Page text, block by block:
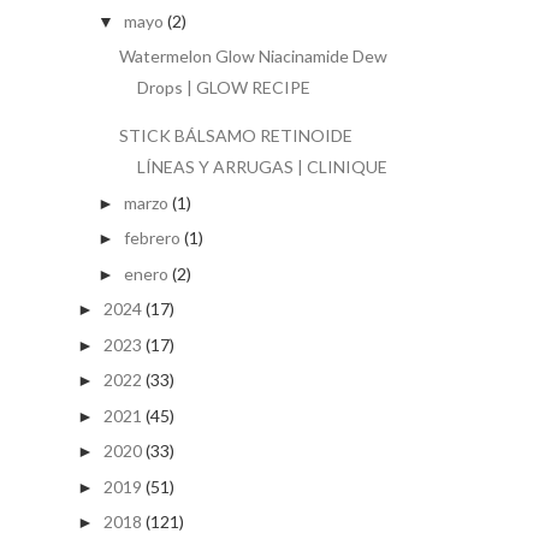
▼ mayo (2)
Watermelon Glow Niacinamide Dew
Drops | GLOW RECIPE
STICK BÁLSAMO RETINOIDE
LÍNEAS Y ARRUGAS | CLINIQUE
► marzo (1)
► febrero (1)
► enero (2)
► 2024(17)
► 2023 (17)
► 2022 (33)
► 2021 (45)
► 2020(33)
► 2019 (51)
► 2018 (121)